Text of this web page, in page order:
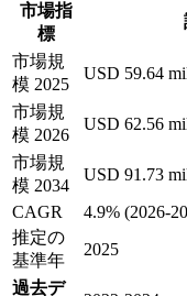
市場指
標
市場規
模 2025
USD 59.64
市場規
模 2026
USD 62.56
市場規
模 2034
USD 91.73
CAGR
4.9% (2026-
推定の
基準年
2025
過去デ